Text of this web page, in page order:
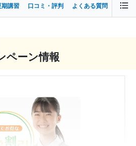
期講習 口コミ・評判 よくある質問
ペーン情報